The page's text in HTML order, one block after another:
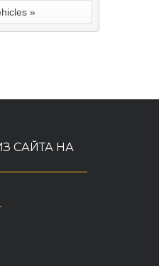
САЙТА НА